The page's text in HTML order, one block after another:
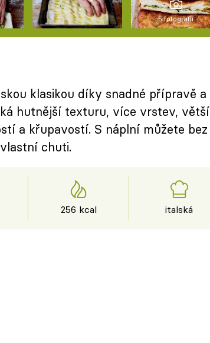
5 fotografií
klasikou díky snadné přípravě a
hutnější texturu, více vrstev, větší
a křupavostí. S náplní můžete bez
chuti.
256 kcal italská